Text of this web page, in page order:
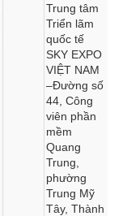
Trung tâm
Triển lãm
quốc tế
SKY EXPO
VIỆT NAM
–Đường số
44, Công
viên phần
mềm
Quang
Trung,
phường
Trung Mỹ
Tây, Thành